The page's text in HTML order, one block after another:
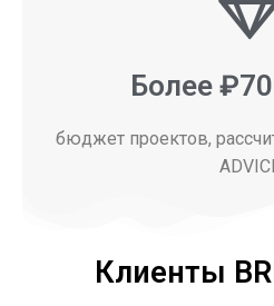
Более
бюджет проектов,
Клиенты